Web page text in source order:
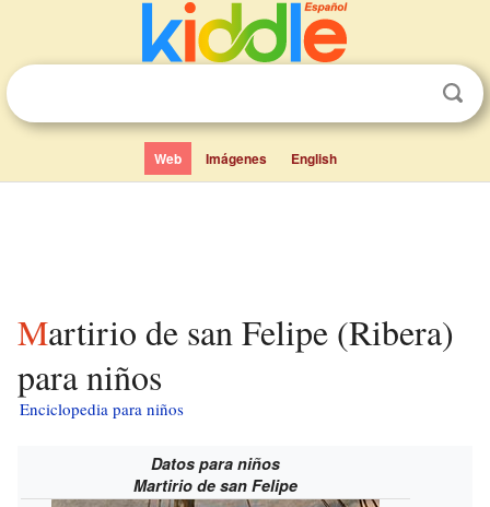
Web Imágenes English
Martirio de san Felipe (Ribera)
para niños
Enciclopedia para niños
Datos para niños
Martirio de san Felipe